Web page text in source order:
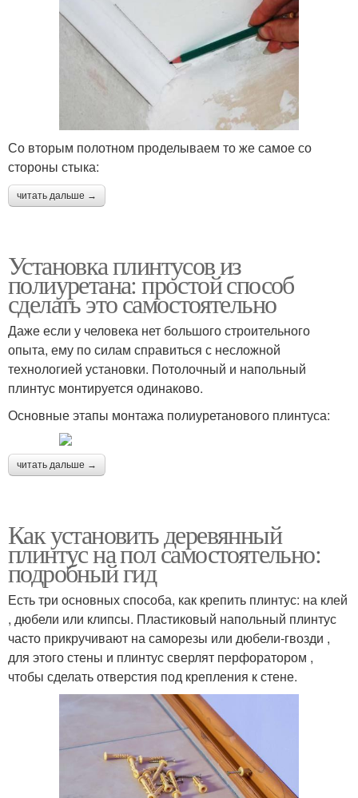
Со вторым полотном проделываем то же самое со
стороны стыка:
читать дальше →
Установка плинтусов из
полиуретана: простой способ
сделать это самостоятельно
Даже если у человека нет большого строительного
опыта, ему по силам справиться с несложной
технологией установки. Потолочный и напольный
плинтус монтируется одинаково.
Основные этапы монтажа полиуретанового плинтуса:
читать дальше →
Как установить деревянный
плинтус на пол самостоятельно:
подробный гид
Есть три основных способа, как крепить плинтус: на клей
, дюбели или клипсы. Пластиковый напольный плинтус
часто прикручивают на саморезы или дюбели-гвозди ,
для этого стены и плинтус сверлят перфоратором ,
чтобы сделать отверстия под крепления к стене.